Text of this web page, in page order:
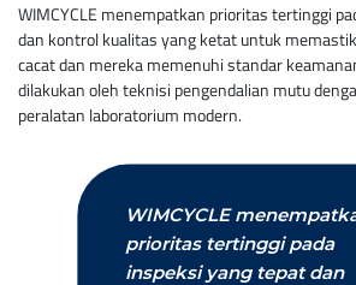
WIMCYCLE menempatkan prioritas tertinggi
dan kontrol kualitas yang ketat untuk
cacat dan mereka memenuhi standar
dilakukan oleh teknisi pengendalian mutu
peralatan laboratorium modern.
WIMCYCLE
prioritas tertinggi pada
inspeksi yang tepat dan